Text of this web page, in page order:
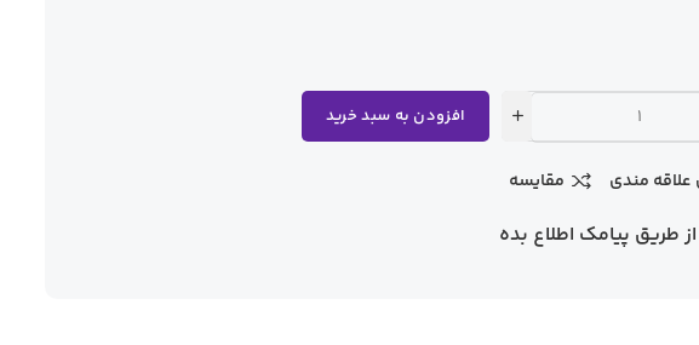
افزودن به سبد خرید
علاقه مندی مقایسه
طریق پیامک اطلاع بده